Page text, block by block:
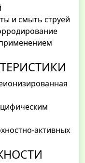
и смыть струей
активных